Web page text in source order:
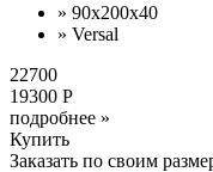
» 90x200x40
» Versal
22700
19300 Р
подробнее »
Купить
Заказать по своим